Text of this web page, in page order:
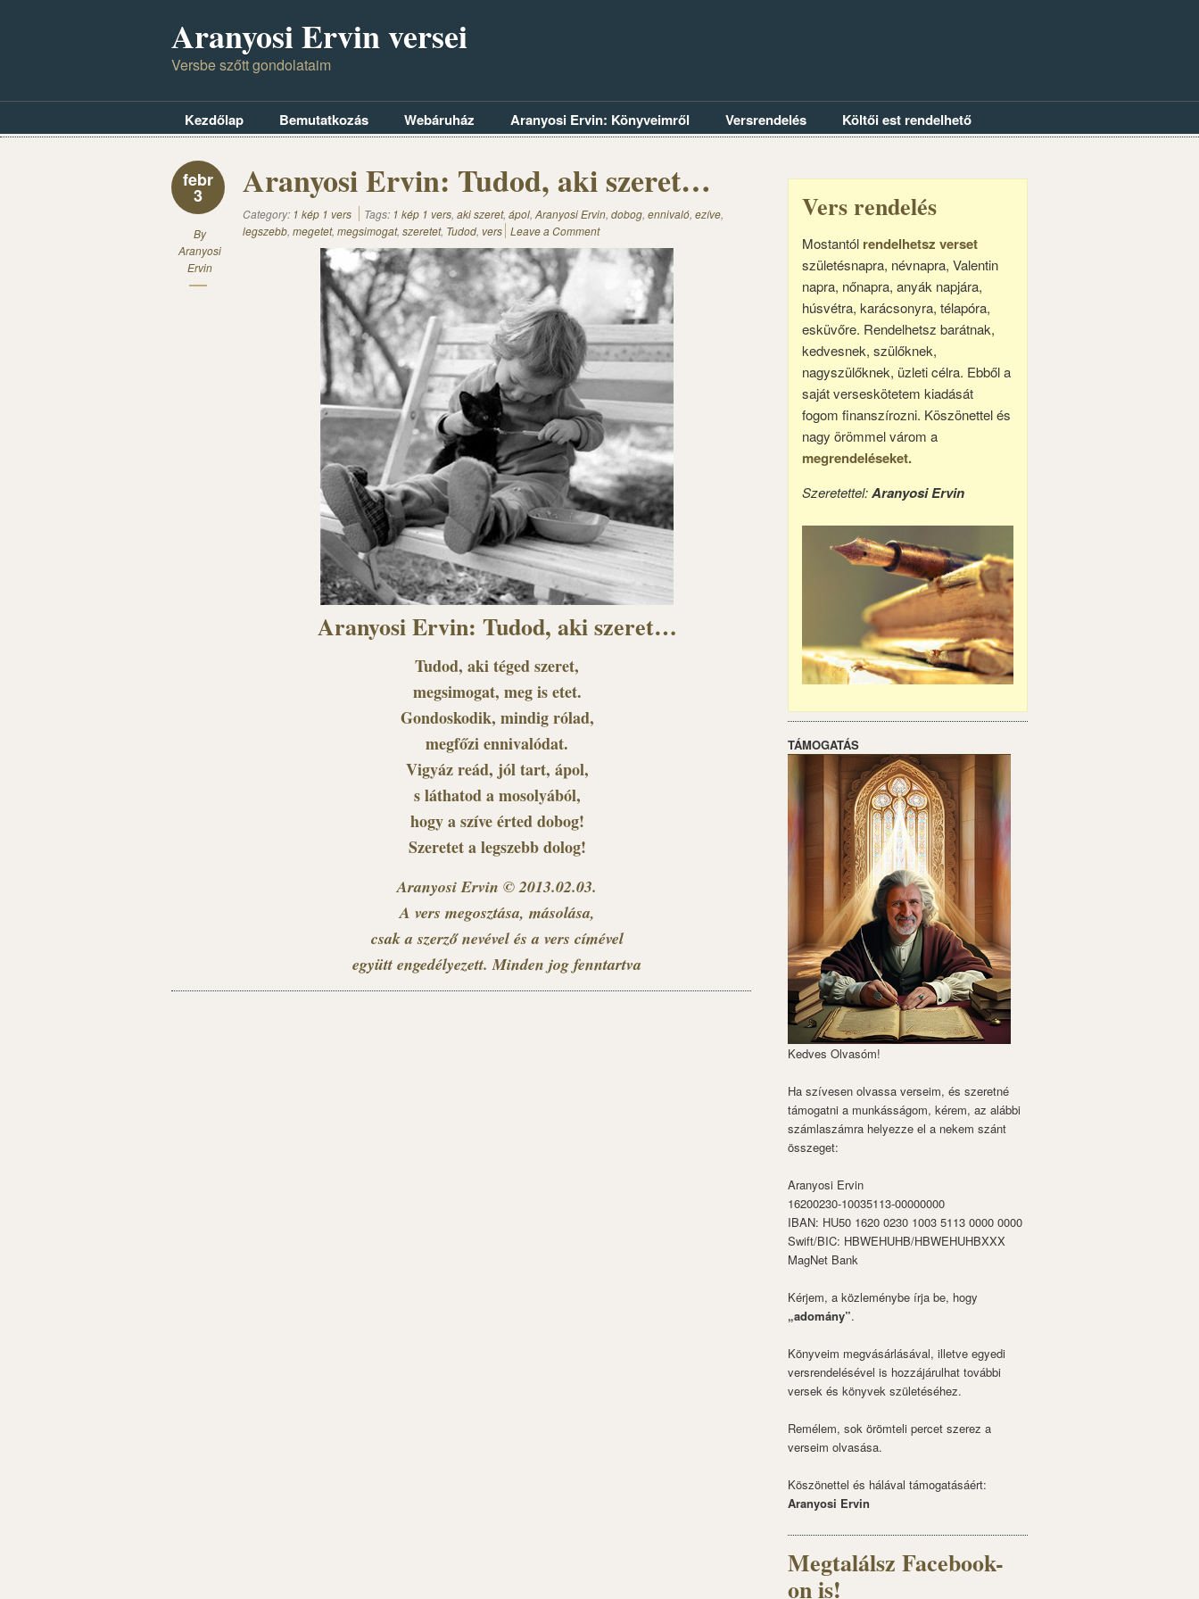
Aranyosi Ervin versei
Versbe szőtt gondolataim
Kezdőlap Bemutatkozás Webáruház Aranyosi Ervin: Könyveimről Versrendelés Költői est rendelhető
febr
3
By
Aranyosi
Ervin
Aranyosi Ervin: Tudod, aki szeret…
Category: 1 kép 1 vers Tags: 1 kép 1 vers, aki szeret, ápol, Aranyosi Ervin, dobog, ennivaló, ezíve,
legszebb, megetet, megsimogat, szeretet, Tudod, vers Leave a Comment
Aranyosi Ervin: Tudod, aki szeret…
Tudod, aki téged szeret,
megsimogat, meg is etet.
Gondoskodik, mindig rólad,
megfőzi ennivalódat.
Vigyáz reád, jól tart, ápol,
s láthatod a mosolyából,
hogy a szíve érted dobog!
Szeretet a legszebb dolog!
Aranyosi Ervin © 2013.02.03.
A vers megosztása, másolása,
csak a szerző nevével és a vers címével
együtt engedélyezett. Minden jog fenntartva
Vers rendelés
Mostantól rendelhetsz verset
születésnapra, névnapra, Valentin
napra, nőnapra, anyák napjára,
húsvétra, karácsonyra, télapóra,
esküvőre. Rendelhetsz barátnak,
kedvesnek, szülőknek,
nagyszülőknek, üzleti célra. Ebből a
saját verseskötetem kiadását
fogom finanszírozni. Köszönettel és
nagy örömmel várom a
megrendeléseket.
Szeretettel:Aranyosi Ervin
TÁMOGATÁS
Kedves Olvasóm!
Ha szívesen olvassa verseim, és szeretné
támogatni a munkásságom, kérem, az alábbi
számlaszámra helyezze el a nekem szánt
összeget:
Aranyosi Ervin
16200230-10035113-00000000
IBAN: HU50 1620 0230 1003 5113 0000 0000
Swift/BIC: HBWEHUHB/HBWEHUHBXXX
MagNet Bank
Kérjem, a közleménybe írja be, hogy
„adomány”.
Könyveim megvásárlásával, illetve egyedi
versrendelésével is hozzájárulhat további
versek és könyvek születéséhez.
Remélem, sok örömteli percet szerez a
verseim olvasása.
Köszönettel és hálával támogatásáért:
Aranyosi Ervin
Megtalálsz Facebook-
on is!